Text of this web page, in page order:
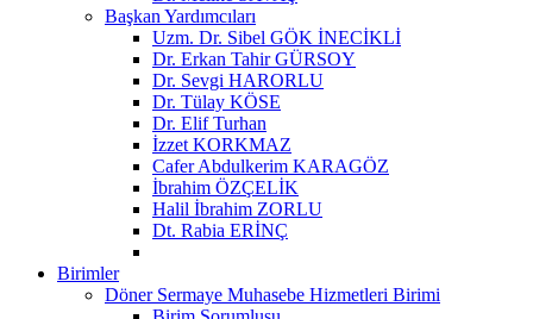
Başkan Yardımcıları
Uzm. Dr. Sibel GÖK İNECİKLİ
Dr. Erkan Tahir GÜRSOY
Dr. Sevgi HARORLU
Dr. Tülay KÖSE
Dr. Elif Turhan
İzzet KORKMAZ
Cafer Abdulkerim KARAGÖZ
İbrahim ÖZÇELİK
Halil İbrahim ZORLU
Dt. Rabia ERİNÇ
Birimler
Döner Sermaye Muhasebe Hizmetleri Birimi